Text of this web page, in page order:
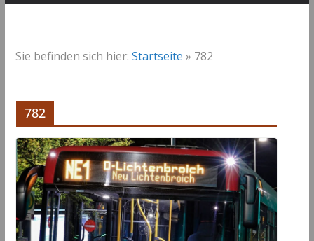
Sie befinden sich hier: Startseite » 782
782